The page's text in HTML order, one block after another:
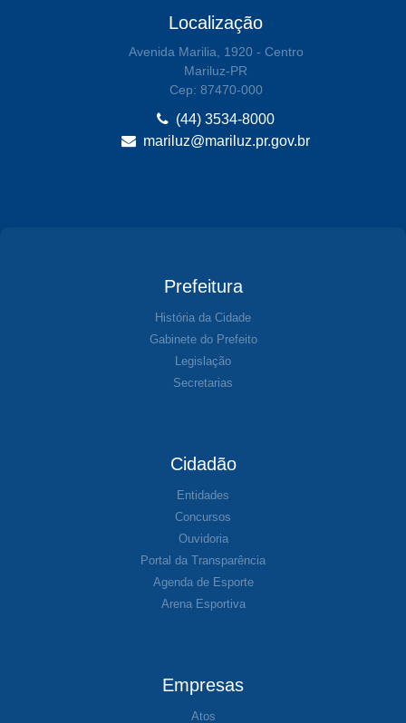
Localização
Avenida Marilia, 1920 - Centro
Mariluz-PR
Cep: 87470-000
(44) 3534-8000
mariluz@mariluz.pr.gov.br
Prefeitura
História da Cidade
Gabinete do Prefeito
Legislação
Secretarias
Cidadão
Entidades
Concursos
Ouvidoria
Portal da Transparência
Agenda de Esporte
Arena Esportiva
Empresas
Atos